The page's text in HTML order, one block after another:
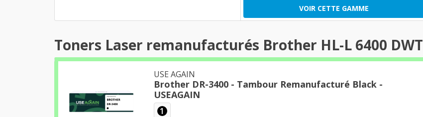
VOIR CETTE GAMME
Toners Laser remanufacturés Brother HL-L 6400 DWT
USE AGAIN
Brother DR-3400 - Tambour Remanufacturé Black -
USEAGAIN
1